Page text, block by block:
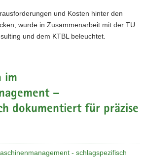
und Kosten hinter den
wurde in Zusammenarbeit mit der TU
und dem KTBL beleuchtet.
im
–
dokumentiert für präzise
- schlagspezifisch